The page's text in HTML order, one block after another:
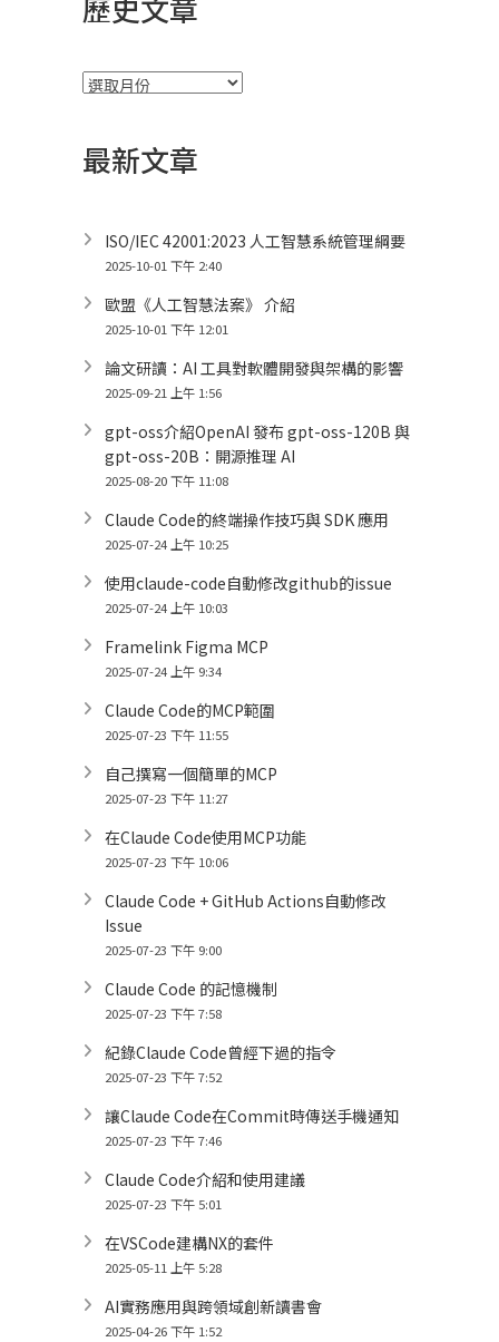
歷史文章
彙
最新文章
ISO/IEC 42001:2023 人工智慧系統管理綱要
2025-10-01 下午 2:40
歐盟《人工智慧法案》 介紹
2025-10-01 下午 12:01
論文研讀：AI 工具對軟體開發與架構的影響
2025-09-21 上午 1:56
gpt-oss介紹OpenAI 發布 gpt-oss-120B 與
gpt-oss-20B：開源推理 AI
2025-08-20 下午 11:08
Claude Code的終端操作技巧與 SDK 應用
2025-07-24 上午 10:25
使用claude-code自動修改github的issue
2025-07-24 上午 10:03
Framelink Figma MCP
2025-07-24 上午 9:34
Claude Code的MCP範圍
2025-07-23 下午 11:55
自己撰寫一個簡單的MCP
2025-07-23 下午 11:27
在Claude Code使用MCP功能
2025-07-23 下午 10:06
Claude Code + GitHub Actions自動修改
Issue
2025-07-23 下午 9:00
Claude Code 的記憶機制
2025-07-23 下午 7:58
紀錄Claude Code曾經下過的指令
2025-07-23 下午 7:52
讓Claude Code在Commit時傳送手機通知
2025-07-23 下午 7:46
Claude Code介紹和使用建議
2025-07-23 下午 5:01
在VSCode建構NX的套件
2025-05-11 上午 5:28
AI實務應用與跨領域創新讀書會
2025-04-26 下午 1:52